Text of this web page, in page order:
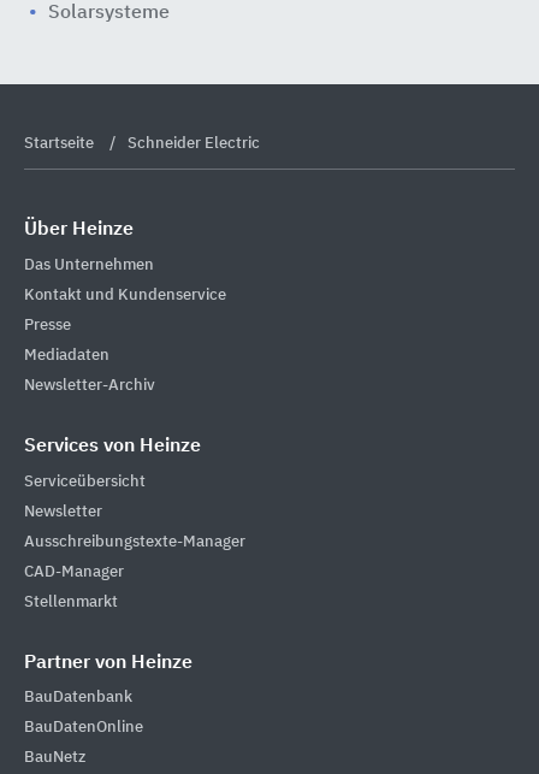
Solarsysteme
Startseite Schneider Electric
Über Heinze
Das Unternehmen
Kontakt und Kundenservice
Presse
Mediadaten
Newsletter-Archiv
Services von Heinze
Serviceübersicht
Newsletter
Ausschreibungstexte-Manager
CAD-Manager
Stellenmarkt
Partner von Heinze
BauDatenbank
BauDatenOnline
BauNetz